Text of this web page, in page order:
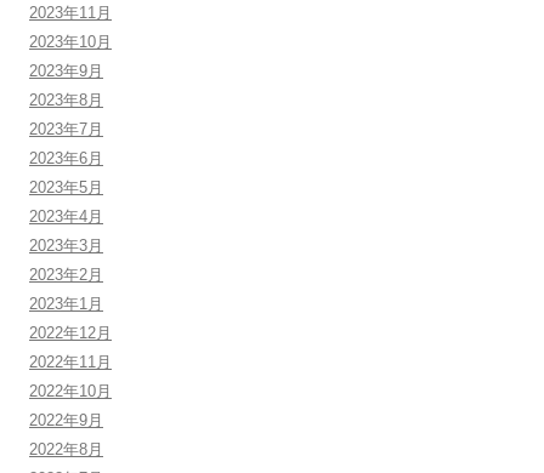
2023年11月
2023年10月
2023年9月
2023年8月
2023年7月
2023年6月
2023年5月
2023年4月
2023年3月
2023年2月
2023年1月
2022年12月
2022年11月
2022年10月
2022年9月
2022年8月